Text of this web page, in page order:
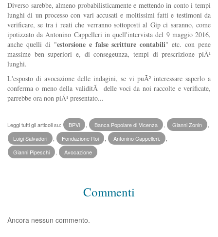
Diverso sarebbe, almeno probabilisticamente e mettendo in conto i tempi
lunghi di un processo con vari accusati e moltissimi fatti e testimoni da
verificare, se tra i reati che verranno sottoposti al Gip ci saranno, come
ipotizzato da Antonino Cappelleri in quell'intervista del 9 maggio 2016,
anche quelli di "estorsione e false scritture contabili" etc. con pene
massime ben superiori e, di consegeunza, tempi di prescrizione piÃ¹
lunghi.
L'esposto di avocazione delle indagini, se vi puÃ² interessare saperlo a
conferma o meno della validitÃ delle voci da noi raccolte e verificate,
parrebbe ora non piÃ¹ presentato...
Leggi tutti gli articoli su: BPVi Banca Popolare di Vicenza Gianni Zonin
Luigi Salvadori
Fondazione Roi Antonino Cappelleri.
Gianni Pipeschi
Avocazione
Commenti
Ancora nessun commento.